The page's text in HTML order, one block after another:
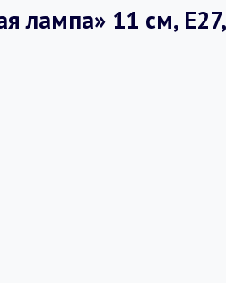
лампа» 11 см, Е27,